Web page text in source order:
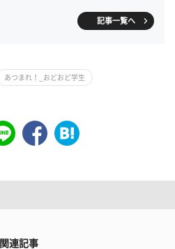
記事一覧へ
あつまれ！_おどおど学生
関連記事